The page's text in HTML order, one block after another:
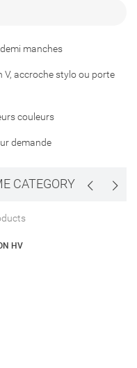
manches
V, accroche stylo ou porte
couleurs
demande
CATEGORY
HV